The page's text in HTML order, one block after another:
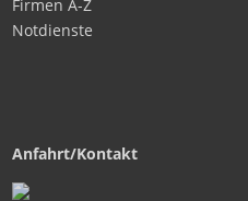
Firmen A-Z
Notdienste
Anfahrt/Kontakt